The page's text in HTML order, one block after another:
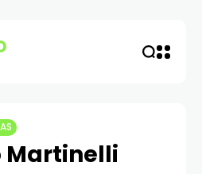
Martinelli